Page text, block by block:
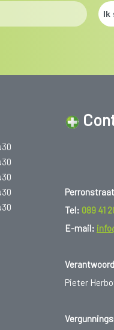
kinderen begeleid door
Tel: 089 41
E-mail:
Pieter